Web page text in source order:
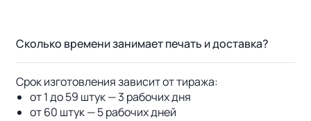
Сколько времени занимает печать и доставка?
Срок изготовления зависит от тиража:
от 1 до 59 штук — 3 рабочих дня
от 60 штук — 5 рабочих дней